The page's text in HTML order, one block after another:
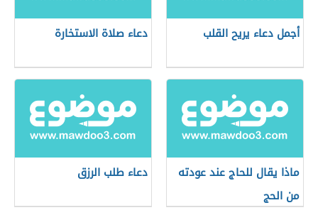
أجمل دعاء يريح القلب دعاء صلاة الاستخارة
ماذا يقال للحاج عند عودته
من الحج
دعاء طلب الرزق